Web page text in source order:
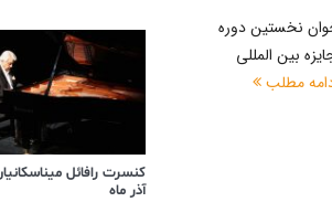
نخستین دوره
بین المللی
مطلب
کنسرت رافائل
آذر ماه